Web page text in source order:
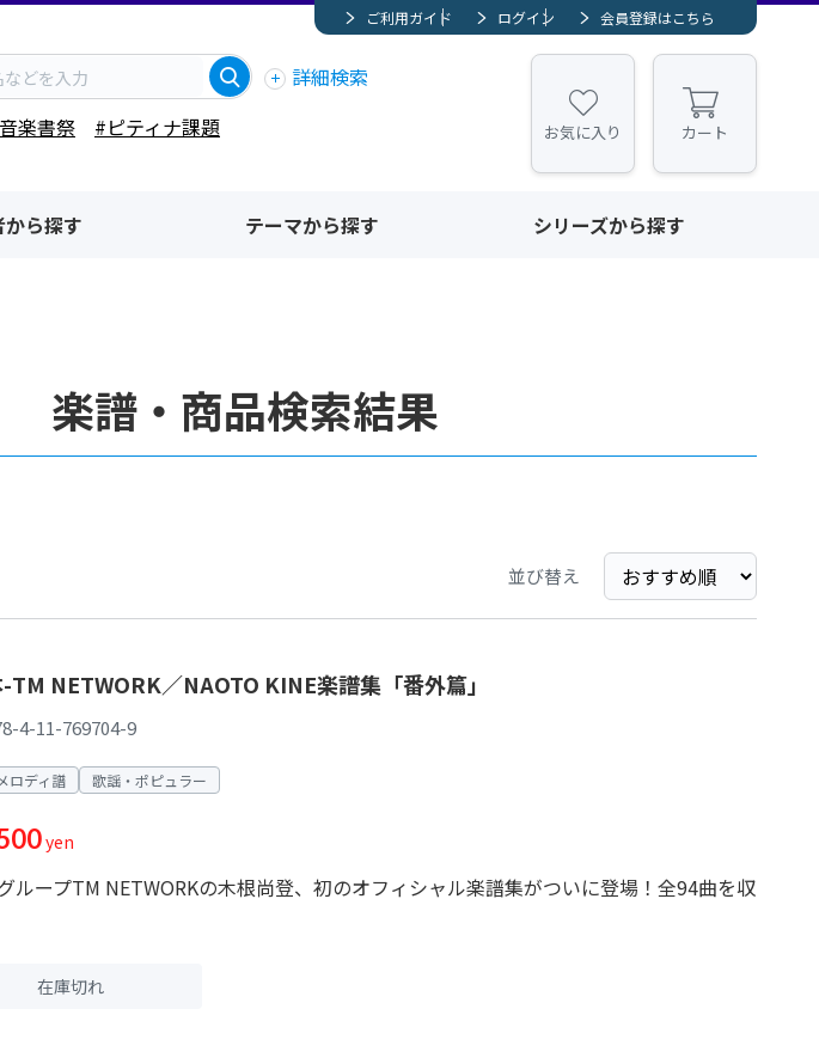
ご利用ガイド ログイン 会員登録はこちら
詳細検索
楽書祭
#ピティナ課題
お気に入り カート
ら探す テーマから探す シリーズから探す
楽譜・商品検索結果
並び替え
TM NETWORK／NAOTO KINE楽譜集「番外篇」
4-11-769704-9
ロディ譜 歌謡・ポピュラー
yen
ループTM NETWORKの木根尚登、初のオフィシャル楽譜集がついに登場！全94曲を収
在庫切れ